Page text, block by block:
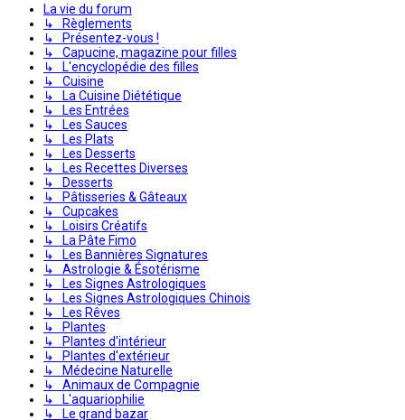
La vie du forum
↳ Règlements
↳ Présentez-vous !
↳ Capucine, magazine pour filles
↳ L'encyclopédie des filles
↳ Cuisine
↳ La Cuisine Diététique
↳ Les Entrées
↳ Les Sauces
↳ Les Plats
↳ Les Desserts
↳ Les Recettes Diverses
↳ Desserts
↳ Pâtisseries & Gâteaux
↳ Cupcakes
↳ Loisirs Créatifs
↳ La Pâte Fimo
↳ Les Bannières Signatures
↳ Astrologie & Ésotérisme
↳ Les Signes Astrologiques
↳ Les Signes Astrologiques Chinois
↳ Les Rêves
↳ Plantes
↳ Plantes d'intérieur
↳ Plantes d'extérieur
↳ Médecine Naturelle
↳ Animaux de Compagnie
↳ L'aquariophilie
↳ Le grand bazar